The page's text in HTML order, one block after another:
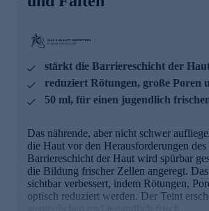
• Hinterlässt merklich ein samtig,
• Kann den transepidermalen
Centella Reversa TM
• Poren werden in Größe und Anzahl
• Schenkt ein merklich verfeinertes
Nutzen Sie die Gelegenheit und
online.
stärkt die Barriereschicht der
reduziert Rötungen, große Poren
50 ml, für einen jugendlich
Das nährende, aber nicht schwer
die Haut vor den Herausforderungen des
Barriereschicht der Haut wird spürbar
die Bildung frischer Zellen angeregt.
sichtbar verbessert, indem Rötungen,
optisch reduziert werden. Der Teint